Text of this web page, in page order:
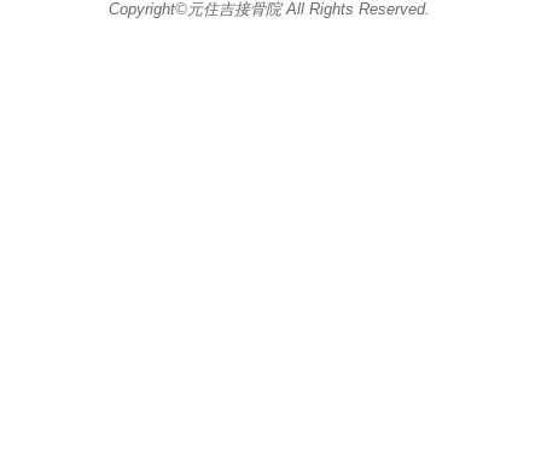
Copyright©元住吉接骨院 All Rights Reserved.